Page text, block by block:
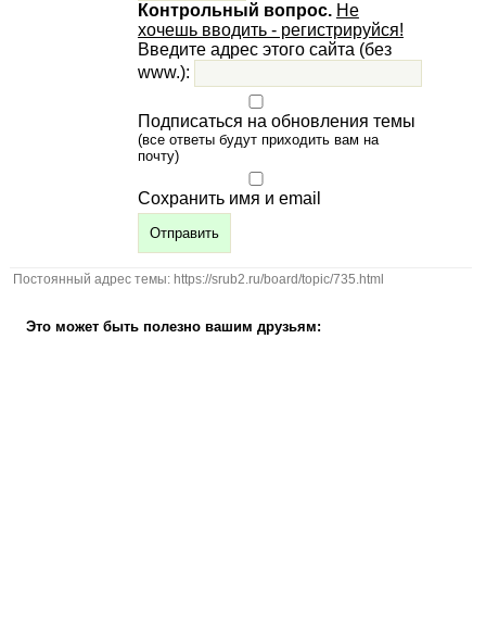
Контрольный вопрос. Не
хочешь вводить - регистрируйся!
Введите адрес этого сайта (без
www.):
Подписаться на обновления темы
(все ответы будут приходить вам на
почту)
Сохранить имя и email
Постоянный адрес темы: https://srub2.ru/board/topic/735.html
Это может быть полезно вашим друзьям: